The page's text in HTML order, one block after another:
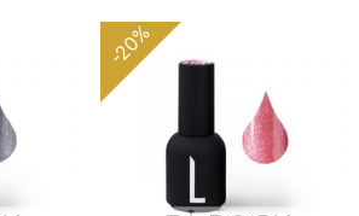
-20%